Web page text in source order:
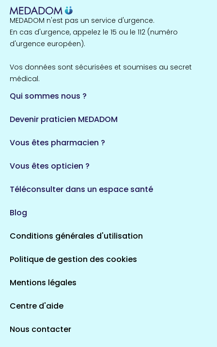
MEDADOM n'est pas un service d'urgence.
En cas d'urgence, appelez le 15 ou le 112 (numéro
d'urgence européen).
Vos données sont sécurisées et soumises au secret
médical.
Qui sommes nous ?
Devenir praticien MEDADOM
Vous êtes pharmacien ?
Vous êtes opticien ?
Téléconsulter dans un espace santé
Blog
Conditions générales d'utilisation
Politique de gestion des cookies
Mentions légales
Centre d'aide
Nous contacter